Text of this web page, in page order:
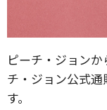
ピーチ・ジョン
チ・ジョン公式
す。